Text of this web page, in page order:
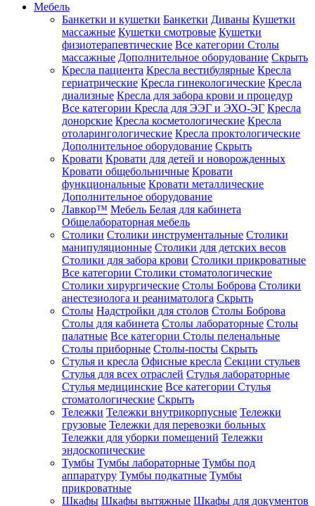
Мебель
Банкетки и кушетки Банкетки Диваны Кушетки
массажные Кушетки смотровые Кушетки
физиотерапевтические Все категории Столы
массажные Дополнительное оборудование Скрыть
Кресла пациента Кресла вестибулярные Кресла
гериатрические Кресла гинекологические Кресла
диализные Кресла для забора крови и процедур
Все категории Кресла для ЭЭГ и ЭХО-ЭГ Кресла
донорские Кресла косметологические Кресла
отоларингологические Кресла проктологические
Дополнительное оборудование Скрыть
Кровати Кровати для детей и новорожденных
Кровати общебольничные Кровати
функциональные Кровати металлические
Дополнительное оборудование
Лавкор™ Мебель Белая для кабинета
Общелабораторная мебель
Столики Столики инструментальные Столики
манипуляционные Столики для детских весов
Столики для забора крови Столики прикроватные
Все категории Столики стоматологические
Столики хирургические Столы Боброва Столики
анестезиолога и реаниматолога Скрыть
Столы Надстройки для столов Столы Боброва
Столы для кабинета Столы лабораторные Столы
палатные Все категории Столы пеленальные
Столы приборные Столы-посты Скрыть
Стулья и кресла Офисные кресла Секции стульев
Стулья для всех отраслей Стулья лабораторные
Стулья медицинские Все категории Стулья
стоматологические Скрыть
Тележки Тележки внутрикорпусные Тележки
грузовые Тележки для перевозки больных
Тележки для уборки помещений Тележки
эндоскопические
Тумбы Тумбы лабораторные Тумбы под
аппаратуру Тумбы подкатные Тумбы
прикроватные
Шкафы Шкафы вытяжные Шкафы для документов